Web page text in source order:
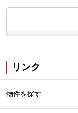
リンク
物件を探す